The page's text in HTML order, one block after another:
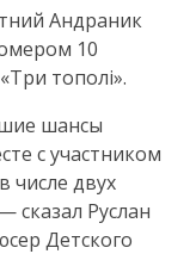
Андраник
10
тополі».
шансы
с участником
двух
сказал Руслан
Детского